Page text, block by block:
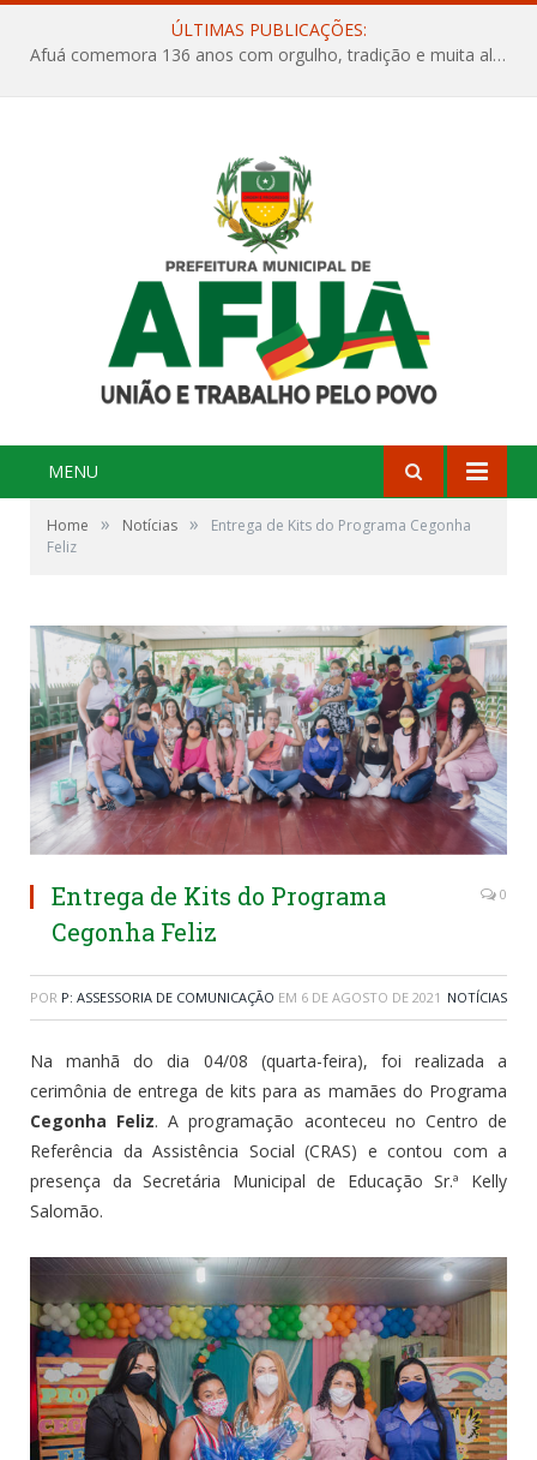
ÚLTIMAS PUBLICAÇÕES:
Projeto Orla Mais Verde – Um novo capítulo para a nossa cidade
MENU
Home » Notícias »
Entrega de Kits do Programa Cegonha
Feliz
Entrega de Kits do Programa
Cegonha Feliz
0
POR P: ASSESSORIA DE COMUNICAÇÃO EM 6 DE AGOSTO DE 2021 NOTÍCIAS
Na manhã do dia 04/08 (quarta-feira), foi realizada a
cerimônia de entrega de kits para as mamães do Programa
Cegonha Feliz. A programação aconteceu no Centro de
Referência da Assistência Social (CRAS) e contou com a
presença da Secretária Municipal de Educação Sr.ª Kelly
Salomão.